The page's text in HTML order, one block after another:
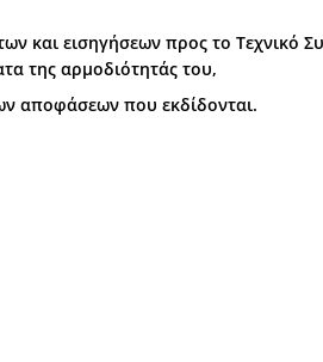
και εισηγήσεων προς το Τεχνικό
της αρμοδιότητάς του,
αποφάσεων που εκδίδονται.